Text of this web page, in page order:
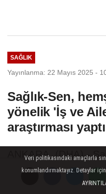
SAĞLIK
Yayınlanma: 22 Mayıs 2025 -
Sağlık-Sen,
yönelik 'İş ve
araştırması yaptı
ANKARA, (DHA) -
kapsamında
ve Aile Hayatı
Veri politikasındaki amaçlarla
konumlandırmaktayız. Detaylar